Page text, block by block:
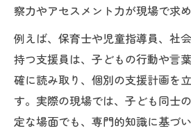
察力やアセスメント力が現場で求め
例えば、保育士や児童指導員、社
持つ支援員は、子どもの行動や言
確に読み取り、個別の支援計画を
す。実際の現場では、子ども同士
定な場面でも、専門的知識に基づ